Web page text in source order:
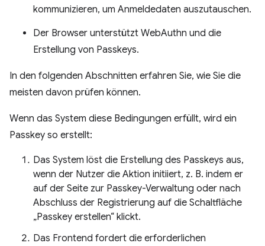
kommunizieren, um Anmeldedaten auszutauschen.
Der Browser unterstützt WebAuthn und die
Erstellung von Passkeys.
In den folgenden Abschnitten erfahren Sie, wie Sie die
meisten davon prüfen können.
Wenn das System diese Bedingungen erfüllt, wird ein
Passkey so erstellt:
Das System löst die Erstellung des Passkeys aus,
wenn der Nutzer die Aktion initiiert, z. B. indem er
auf der Seite zur Passkey-Verwaltung oder nach
Abschluss der Registrierung auf die Schaltfläche
„Passkey erstellen“ klickt.
Das Frontend fordert die erforderlichen